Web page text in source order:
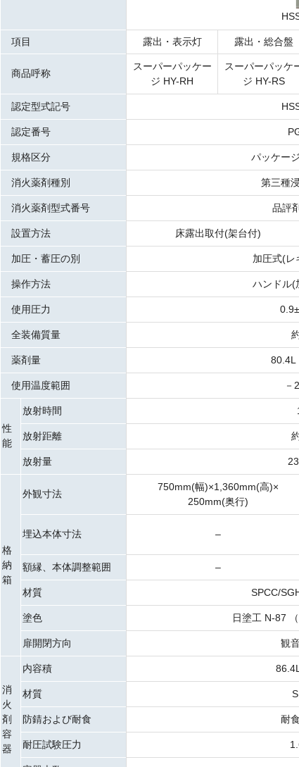
項目 露出・表示灯 露出・総合盤
商品呼称
スーパーパッケー
ジ HY-RH
スーパーパッケ
ジ HY-RS
認定型式記号
認定番号
規格区分 パッケー
消火薬剤種別 第三種
消火薬剤型式番号 品評
設置方法 床露出取付(架台付)
加圧・蓄圧の別 加圧式(レ
操作方法 ハンドル(
使用圧力
全装備質量
薬剤量
使用温度範囲 －
性
能
放射時間
放射距離
放射量
格
納
箱
外観寸法
750mm(幅)×1,360mm(高)×
250mm(奥行)
埋込本体寸法 –
額縁、本体調整範囲 –
材質 SPCC/
塗色 日塗工 N-87
扉開閉方向 観
消
火
剤
容
器
内容積
材質
防錆および耐食 耐
耐圧試験圧力